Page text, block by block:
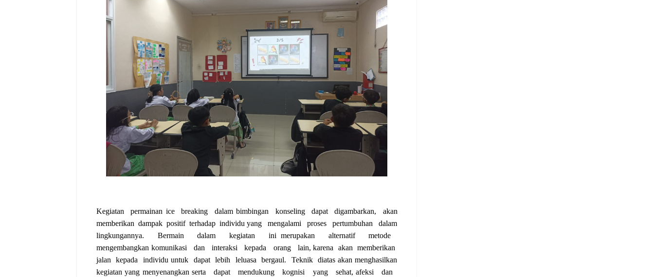
Kegiatan permainan ice breaking dalam bimbingan konseling dapat digambarkan,
akan
memberikan dampak positif terhadap individu yang mengalami proses pertumbuhan
dalam
lingkungannya.
Bermain dalam kegiatan ini merupakan alternatif
metode
mengembangkan komunikasi
dan interaksi kepada orang lain, karena akan
memberikan
jalan
kepada individu untuk dapat lebih leluasa bergaul. Teknik
diatas akan menghasilkan
kegiatan yang menyenangkan serta
dapat mendukung kognisi yang sehat, afeksi
dan